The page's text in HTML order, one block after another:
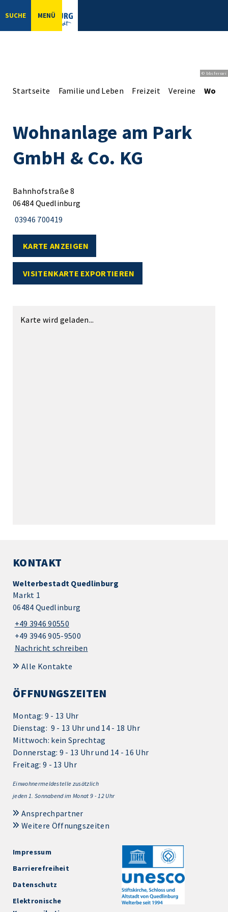
SUCHE MENÜ
© bbsferrari
Startseite Familie und Leben Freizeit Vereine
Wohnanlage am Park
GmbH & Co. KG
Bahnhofstraße 8
06484 Quedlinburg
03946 700419
KARTE ANZEIGEN
VISITENKARTE EXPORTIEREN
Karte wird geladen...
KONTAKT
Welterbestadt Quedlinburg
Markt 1
06484 Quedlinburg
+49 3946 90550
+49 3946 905-9500
Nachricht schreiben
Alle Kontakte
ÖFFNUNGSZEITEN
Montag: 9 - 13 Uhr
Dienstag: 9 - 13 Uhr und 14 - 18 Uhr
Mittwoch: kein Sprechtag
Donnerstag: 9 - 13 Uhr und 14 - 16 Uhr
Freitag: 9 - 13 Uhr
Einwohnermeldestelle zusätzlich
jeden 1. Sonnabend im Monat 9 - 12 Uhr
Ansprechpartner
Weitere Öffnungszeiten
Impressum
Barrierefreiheit
Datenschutz
Elektronische